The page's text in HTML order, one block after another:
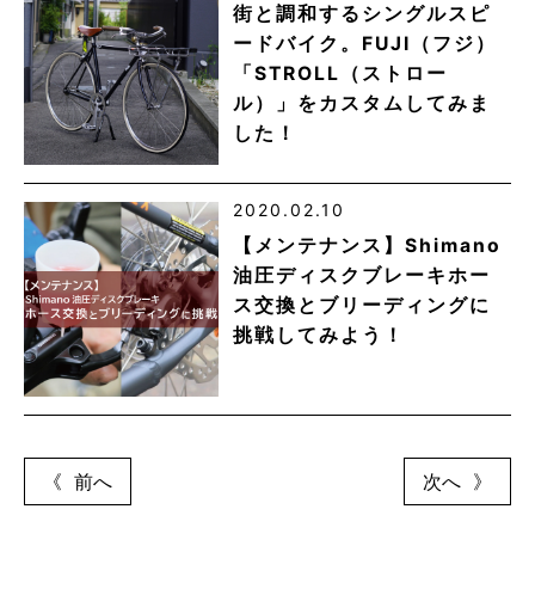
街と調和するシングルスピ
ードバイク。FUJI（フジ）
「STROLL（ストロー
ル）」をカスタムしてみま
した！
2020.02.10
【メンテナンス】Shimano
油圧ディスクブレーキホー
ス交換とブリーディングに
挑戦してみよう！
前へ 次へ